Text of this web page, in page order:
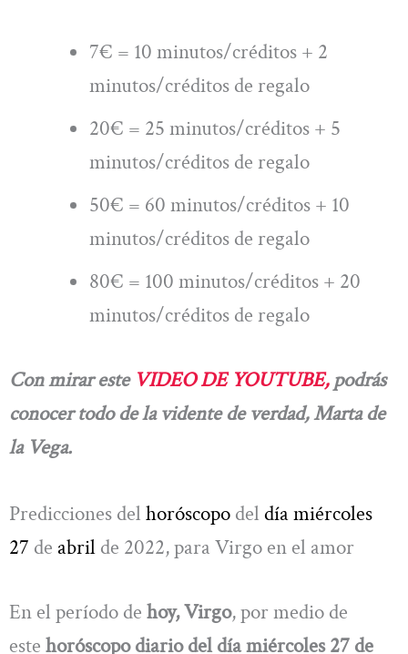
7€ = 10 minutos/créditos + 2
minutos/créditos de regalo
20€ = 25 minutos/créditos + 5
minutos/créditos de regalo
50€ = 60 minutos/créditos + 10
minutos/créditos de regalo
80€ = 100 minutos/créditos + 20
minutos/créditos de regalo
Con mirar este VIDEO DE YOUTUBE,podrás
conocer todo de la vidente de verdad, Marta de
la Vega.
Predicciones del horóscopo del día miércoles
27 de abril de 2022, para Virgo en el amor
En el período de hoy, Virgo, por medio de
este horóscopo diario del día miércoles 27 de